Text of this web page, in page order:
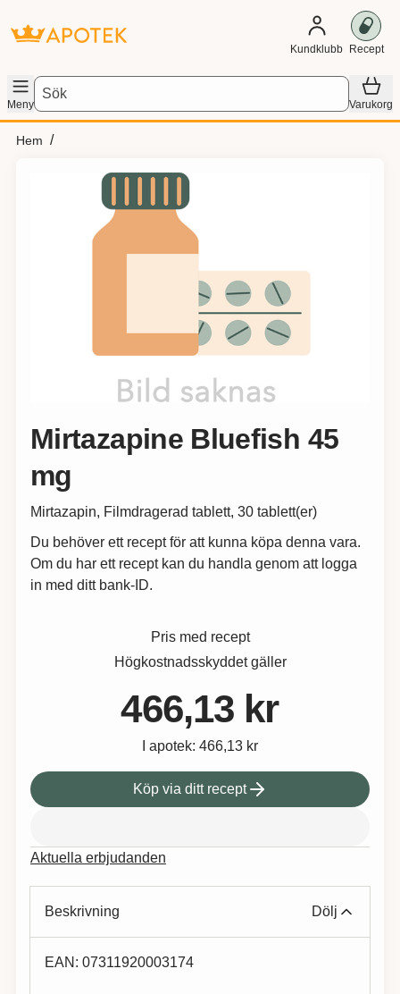
Kundklubb Recept
Meny
Sök
Varukorg
Hem
Lista: . Innehåller 1 objekt.
Mirtazapine Bluefish 45
mg
Mirtazapin, Filmdragerad tablett, 30 tablett(er)
Du behöver ett recept för att kunna köpa denna vara.
Om du har ett recept kan du handla genom att logga
in med ditt bank-ID.
Pris med recept
Högkostnadsskyddet gäller
466,13 kr
I apotek: 466,13 kr
Köp via ditt recept
Aktuella erbjudanden
Beskrivning Dölj
EAN: 07311920003174